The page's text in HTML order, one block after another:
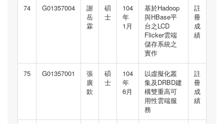
74 G01357004
謝
岳
霖
碩
士
104
年
1月
基於Hadoop
與HBase平
台之LCD
Flicker雲端
儲存系統之
實作
註
冊
成
績
75 G01357001
張
廣
欽
碩
士
104
年
6月
以虛擬化叢
集及DRBD建
構雙重高可
用性雲端服
務
註
冊
成
績